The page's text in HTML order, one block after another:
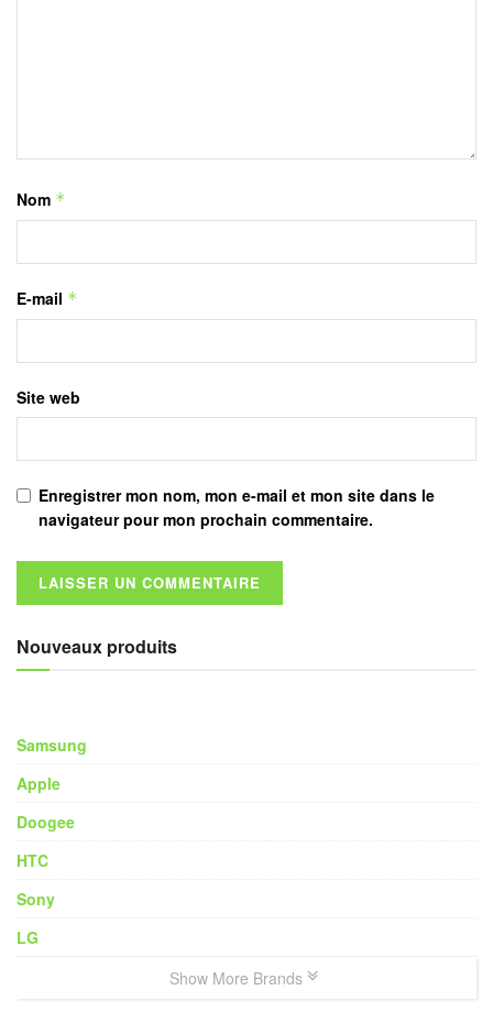
Nom *
E-mail *
Site web
Enregistrer mon nom, mon e-mail et mon site dans le
navigateur pour mon prochain commentaire.
Nouveaux produits
Samsung
Apple
Doogee
HTC
Sony
LG
Show More Brands